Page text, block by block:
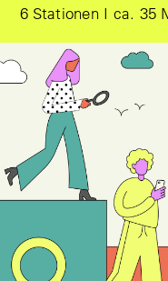
6 Stationen I ca. 35